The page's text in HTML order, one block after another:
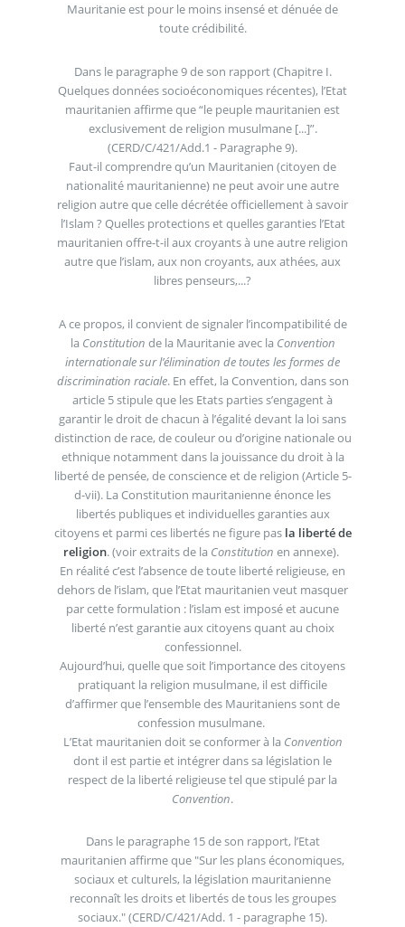
Mauritanie est pour le moins insensé et dénuée de
toute crédibilité.
Dans le paragraphe 9 de son rapport (Chapitre I.
Quelques données socioéconomiques récentes), l’Etat
mauritanien affirme que “le peuple mauritanien est
exclusivement de religion musulmane [...]”.
(CERD/C/421/Add.1 - Paragraphe 9).
Faut-il comprendre qu’un Mauritanien (citoyen de
nationalité mauritanienne) ne peut avoir une autre
religion autre que celle décrétée officiellement à savoir
l’Islam ? Quelles protections et quelles garanties l’Etat
mauritanien offre-t-il aux croyants à une autre religion
autre que l’islam, aux non croyants, aux athées, aux
libres penseurs,...?
A ce propos, il convient de signaler l’incompatibilité de
la Constitution de la Mauritanie avec la Convention
internationale sur l’élimination de toutes les formes de
discrimination raciale. En effet, la Convention, dans son
article 5 stipule que les Etats parties s’engagent à
garantir le droit de chacun à l’égalité devant la loi sans
distinction de race, de couleur ou d’origine nationale ou
ethnique notamment dans la jouissance du droit à la
liberté de pensée, de conscience et de religion (Article 5-
d-vii). La Constitution mauritanienne énonce les
libertés publiques et individuelles garanties aux
citoyens et parmi ces libertés ne figure pas la liberté de
religion. (voir extraits de la Constitution en annexe).
En réalité c’est l’absence de toute liberté religieuse, en
dehors de l’islam, que l’Etat mauritanien veut masquer
par cette formulation : l’islam est imposé et aucune
liberté n’est garantie aux citoyens quant au choix
confessionnel.
Aujourd’hui, quelle que soit l’importance des citoyens
pratiquant la religion musulmane, il est difficile
d’affirmer que l’ensemble des Mauritaniens sont de
confession musulmane.
L’Etat mauritanien doit se conformer à la Convention
dont il est partie et intégrer dans sa législation le
respect de la liberté religieuse tel que stipulé par la
Convention.
Dans le paragraphe 15 de son rapport, l’Etat
mauritanien affirme que "Sur les plans économiques,
sociaux et culturels, la législation mauritanienne
reconnaît les droits et libertés de tous les groupes
sociaux." (CERD/C/421/Add. 1 - paragraphe 15).